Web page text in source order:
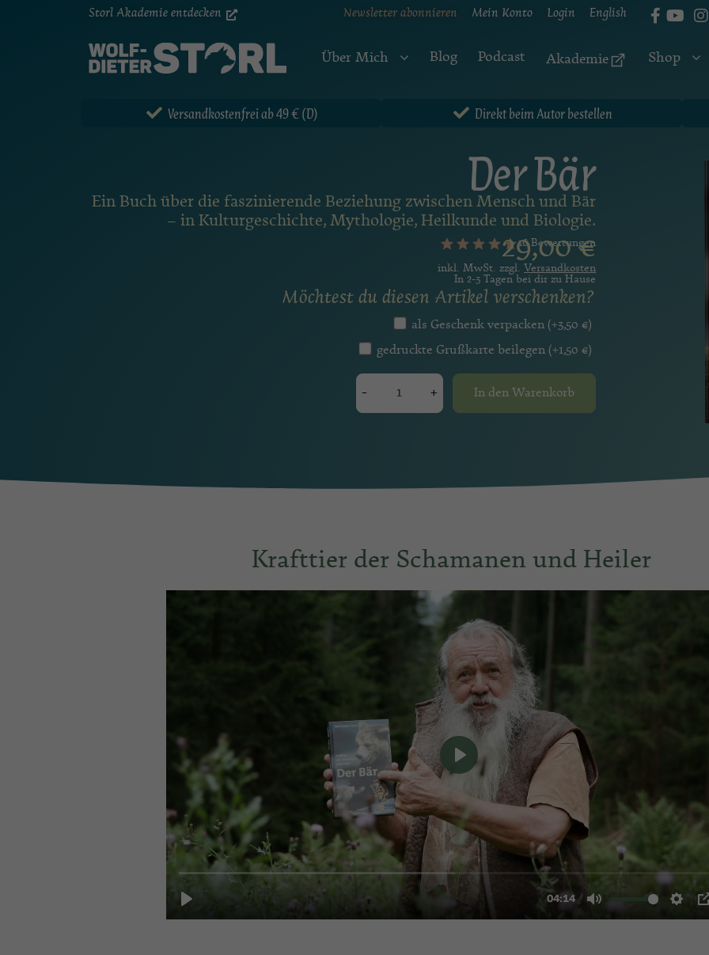
Storl Akademie entdecken Newsletter abonnieren Mein Konto Login English
Über Mich Blog Podcast Akademie Shop
Versandkostenfrei ab 49 € (D) Direkt beim Autor bestellen
Der Bär
Ein Buch über die faszinierende Beziehung zwischen Mensch und Bär
– in Kulturgeschichte, Mythologie, Heilkunde und Biologie.
16 Bewertungen
29,00€
inkl. MwSt. zzgl. Versandkosten
In 2-3 Tagen bei dir zu Hause
Möchtest du diesen Artikel verschenken?
als Geschenk verpacken(+3,50€)
gedruckte Grußkarte beilegen(+1,50€)
- + In den Warenkorb
Krafttier der Schamanen und Heiler